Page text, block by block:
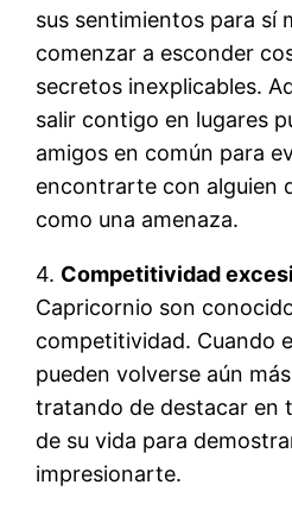
sus sentimientos para sí
comenzar a esconder
secretos inexplicables.
salir contigo en lugares
amigos en común para
encontrarte con alguien
como una amenaza.
4. Competitividad
Capricornio son
competitividad. Cuando
pueden volverse aún
tratando de destacar en
de su vida para
impresionarte.